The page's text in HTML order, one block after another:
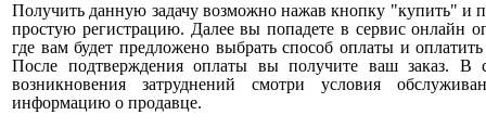
Получить данную задачу возможно нажав кнопку "купить" и
простую регистрацию. Далее вы попадете в сервис онлайн
где вам будет предложено выбрать способ оплаты и оплатить
После подтверждения оплаты вы получите ваш заказ. В
возникновения затруднений смотри условия
информацию о продавце.